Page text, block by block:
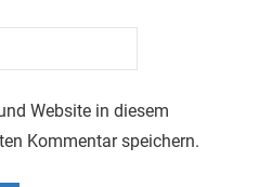
Website in diesem
Kommentar speichern.